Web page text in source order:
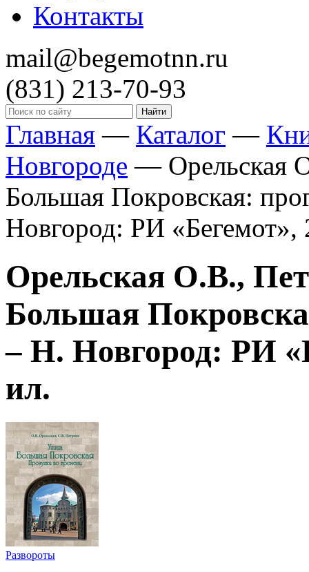
Контакты
mail@begemotnn.ru
(831) 213-70-93
Главная — Каталог —
Новгороде — Орельская
Большая Покровская:
Новгород: РИ «Бегемот»,
Орельская О.В.,
Большая
– Н. Новгород: РИ
ил.
Развороты